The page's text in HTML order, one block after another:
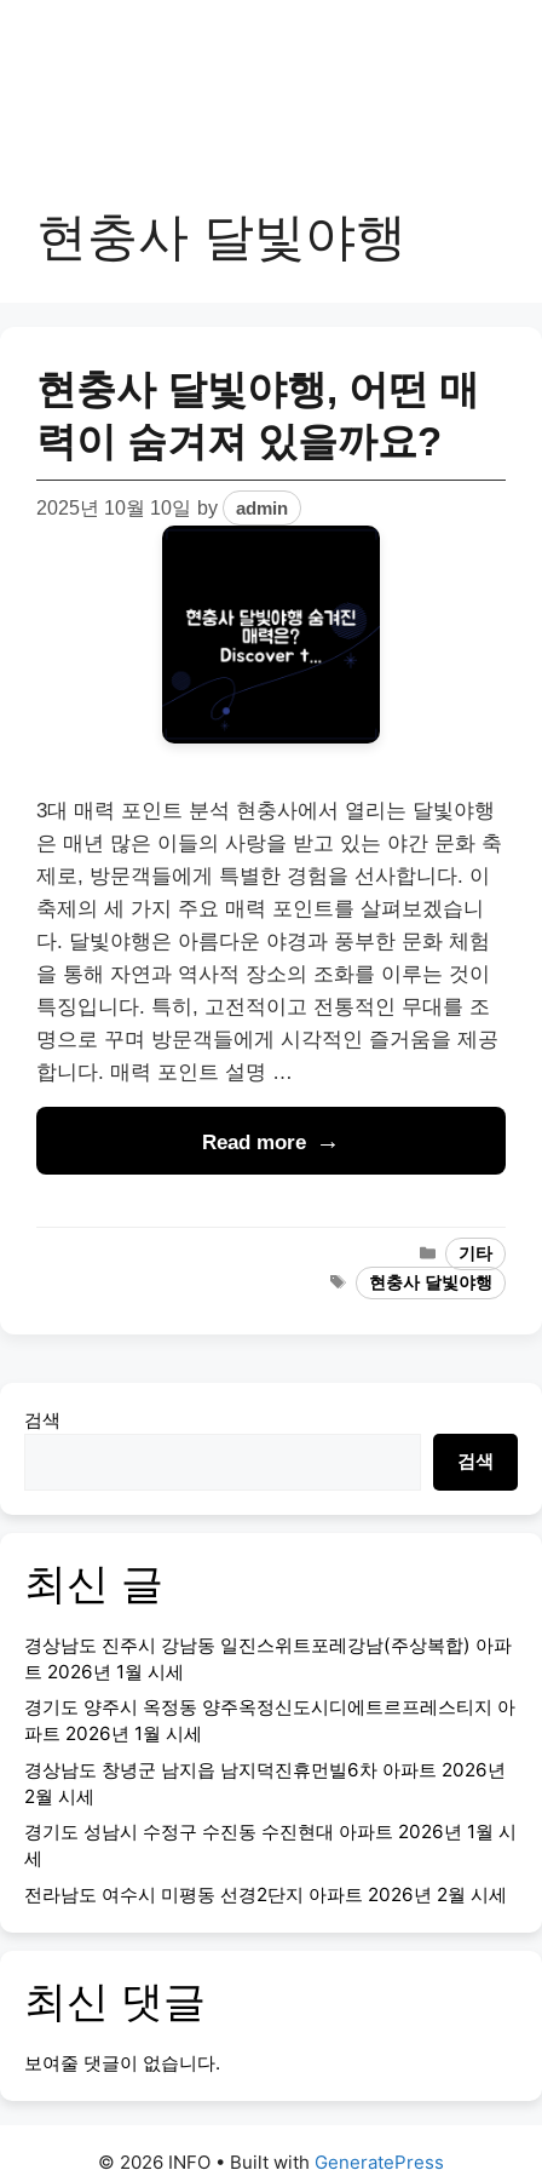
현충사 달빛야행
현충사 달빛야행, 어떤 매
력이 숨겨져 있을까요?
2025년 10월 10일 by admin
3대 매력 포인트 분석 현충사에서 열리는 달빛야행
은 매년 많은 이들의 사랑을 받고 있는 야간 문화 축
제로, 방문객들에게 특별한 경험을 선사합니다. 이
축제의 세 가지 주요 매력 포인트를 살펴보겠습니
다. 달빛야행은 아름다운 야경과 풍부한 문화 체험
을 통해 자연과 역사적 장소의 조화를 이루는 것이
특징입니다. 특히, 고전적이고 전통적인 무대를 조
명으로 꾸며 방문객들에게 시각적인 즐거움을 제공
합니다. 매력 포인트 설명 …
Read more
Categories
기타
Tags현충사 달빛야행
검색
검색
최신 글
경상남도 진주시 강남동 일진스위트포레강남(주상복합) 아파
트 2026년 1월 시세
경기도 양주시 옥정동 양주옥정신도시디에트르프레스티지 아
파트 2026년 1월 시세
경상남도 창녕군 남지읍 남지덕진휴먼빌6차 아파트 2026년
2월 시세
경기도 성남시 수정구 수진동 수진현대 아파트 2026년 1월 시
세
전라남도 여수시 미평동 선경2단지 아파트 2026년 2월 시세
최신 댓글
보여줄 댓글이 없습니다.
© 2026 INFO • Built with GeneratePress